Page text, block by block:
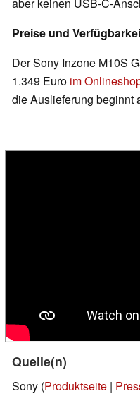
aber keinen USB-C-
Preise und
Der Sony Inzone M10S
1.349 Euro im
die Auslieferung beginnt
Quelle(n)
Sony (Produktseite |